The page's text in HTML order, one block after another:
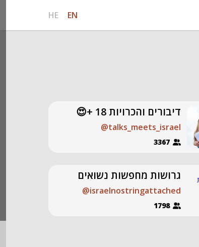
EN
HE
דיבורים והכרויות 18 +😍
@talks_meets_israel
3367
גרושות מחפשות נשואים
@israelnostringattached
1798